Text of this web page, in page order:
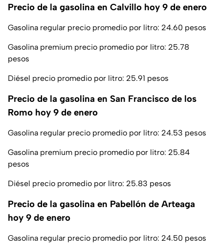
Precio de la gasolina en Calvillo hoy 9 de enero
Gasolina regular precio promedio por litro: 24.60 pesos
Gasolina premium precio promedio por litro: 25.78
pesos
Diésel precio promedio por litro: 25.91 pesos
Precio de la gasolina en San Francisco de los
Romo hoy 9 de enero
Gasolina regular precio promedio por litro: 24.53 pesos
Gasolina premium precio promedio por litro: 25.84
pesos
Diésel precio promedio por litro: 25.83 pesos
Precio de la gasolina en Pabellón de Arteaga
hoy 9 de enero
Gasolina regular precio promedio por litro: 24.50 pesos